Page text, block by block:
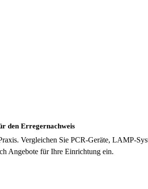
den Erregernachweis
Vergleichen Sie PCR-Geräte, LAMP-
Angebote für Ihre Einrichtung ein.